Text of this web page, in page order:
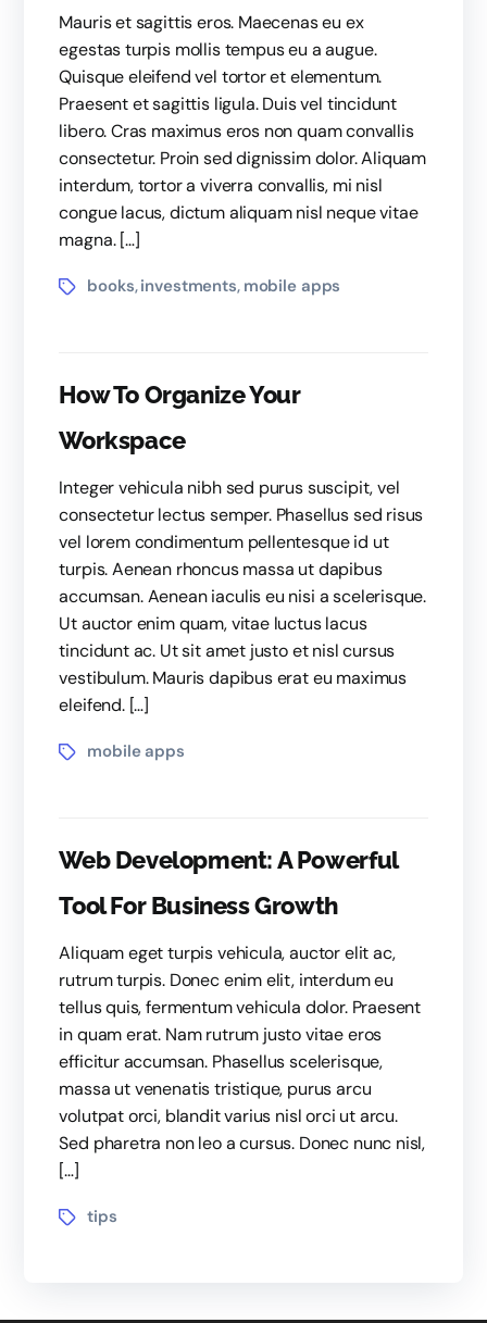
Mauris et sagittis eros. Maecenas eu ex
egestas turpis mollis tempus eu a augue.
Quisque eleifend vel tortor et elementum.
Praesent et sagittis ligula. Duis vel tincidunt
libero. Cras maximus eros non quam convallis
consectetur. Proin sed dignissim dolor. Aliquam
interdum, tortor a viverra convallis, mi nisl
congue lacus, dictum aliquam nisl neque vitae
magna. […]
books,investments, mobile apps
How To Organize Your
Workspace
Integer vehicula nibh sed purus suscipit, vel
consectetur lectus semper. Phasellus sed risus
vel lorem condimentum pellentesque id ut
turpis. Aenean rhoncus massa ut dapibus
accumsan. Aenean iaculis eu nisi a scelerisque.
Ut auctor enim quam, vitae luctus lacus
tincidunt ac. Ut sit amet justo et nisl cursus
vestibulum. Mauris dapibus erat eu maximus
eleifend. […]
mobile apps
Web Development: A Powerful
Tool For Business Growth
Aliquam eget turpis vehicula, auctor elit ac,
rutrum turpis. Donec enim elit, interdum eu
tellus quis, fermentum vehicula dolor. Praesent
in quam erat. Nam rutrum justo vitae eros
efficitur accumsan. Phasellus scelerisque,
massa ut venenatis tristique, purus arcu
volutpat orci, blandit varius nisl orci ut arcu.
Sed pharetra non leo a cursus. Donec nunc nisl,
[…]
tips